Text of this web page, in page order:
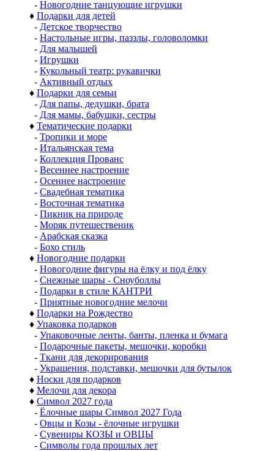
- Новогодние танцующие игрушки
♦ Подарки для детей
- Детское творчество
- Настольные игры, паззлы, головоломки
- Для малышей
- Игрушки
- Кукольный театр: рукавички
- Активный отдых
♦ Подарки для семьи
- Для папы, дедушки, брата
- Для мамы, бабушки, сестры
♦ Тематические подарки
- Тропики и море
- Итальянская тема
- Коллекция Прованс
- Весеннее настроение
- Осеннее настроение
- Свадебная тематика
- Восточная тематика
- Пикник на природе
- Моряк путешественик
- Арабская сказка
- Бохо стиль
♦ Новогодние подарки
- Новогодние фигуры на ёлку и под ёлку
- Снежные шары - Сноуболлы
- Подарки в стиле КАНТРИ
- Приятные новогодние мелочи
♦ Подарки на Рождество
♦ Упаковка подарков
- Упаковочные ленты, банты, пленка и бумага
- Подарочные пакеты, мешочки, коробки
- Ткани для декорирования
- Украшения, подставки, мешочки для бутылок
♦ Носки для подарков
♦ Мелочи для декора
♦ Символ 2027 года
- Ёлочные шары Символ 2027 Года
- Овцы и Козы - ёлочные игрушки
- Сувениры КОЗЫ и ОВЦЫ
- Символы года прошлых лет